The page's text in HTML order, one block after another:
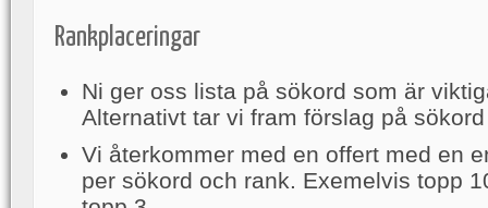
Rankplaceringar
Ni ger oss lista på sökord som är
Alternativt tar vi fram förslag på
Vi återkommer med en offert med en
per sökord och rank. Exemelvis topp